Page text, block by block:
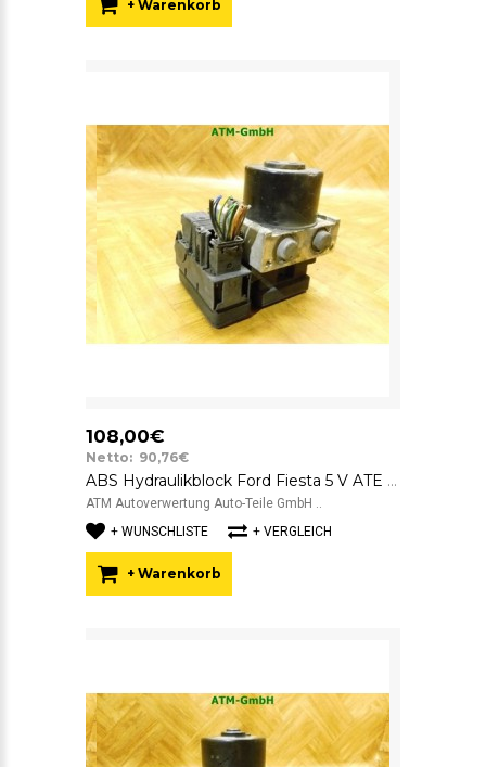
+ Warenkorb
108,00€
Netto: 90,76€
ABS Hydraulikblock Ford Fiesta 5 V ATE FoMoCo 10.0207-0051.4 4S612M110CC
ATM Autoverwertung Auto-Teile GmbH ..
+ WUNSCHLISTE
+ VERGLEICH
+ Warenkorb